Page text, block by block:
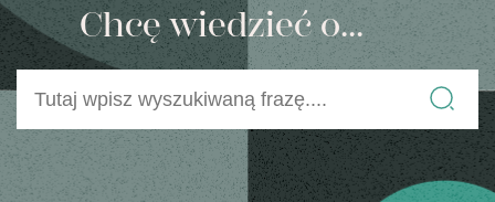
Chcę wiedzieć o...